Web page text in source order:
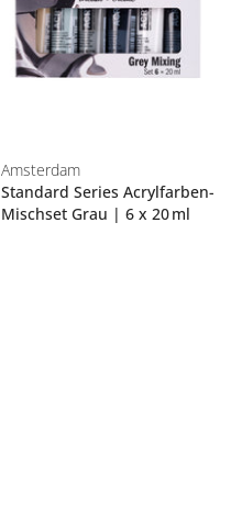
Amsterdam
Standard Series Acrylfarben-
Mischset Grau | 6 x 20 ml